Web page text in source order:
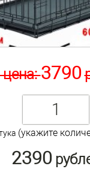
цена:3790
(укажите
2390